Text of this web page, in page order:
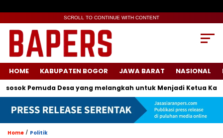
SCROLL TO CONTINUE WITH CONTENT
HOME KABUPATEN BOGOR JAWA BARAT NASIONAL
Pemuda Desa yang melangkah untuk Menjadi Ketua Karang
Home / Politik